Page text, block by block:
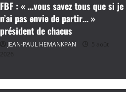
FBF : « …vous savez tous que si je
n’ai pas envie de partir… »
président de chacus
JEAN-PAUL HEMANKPAN
5 août
2026